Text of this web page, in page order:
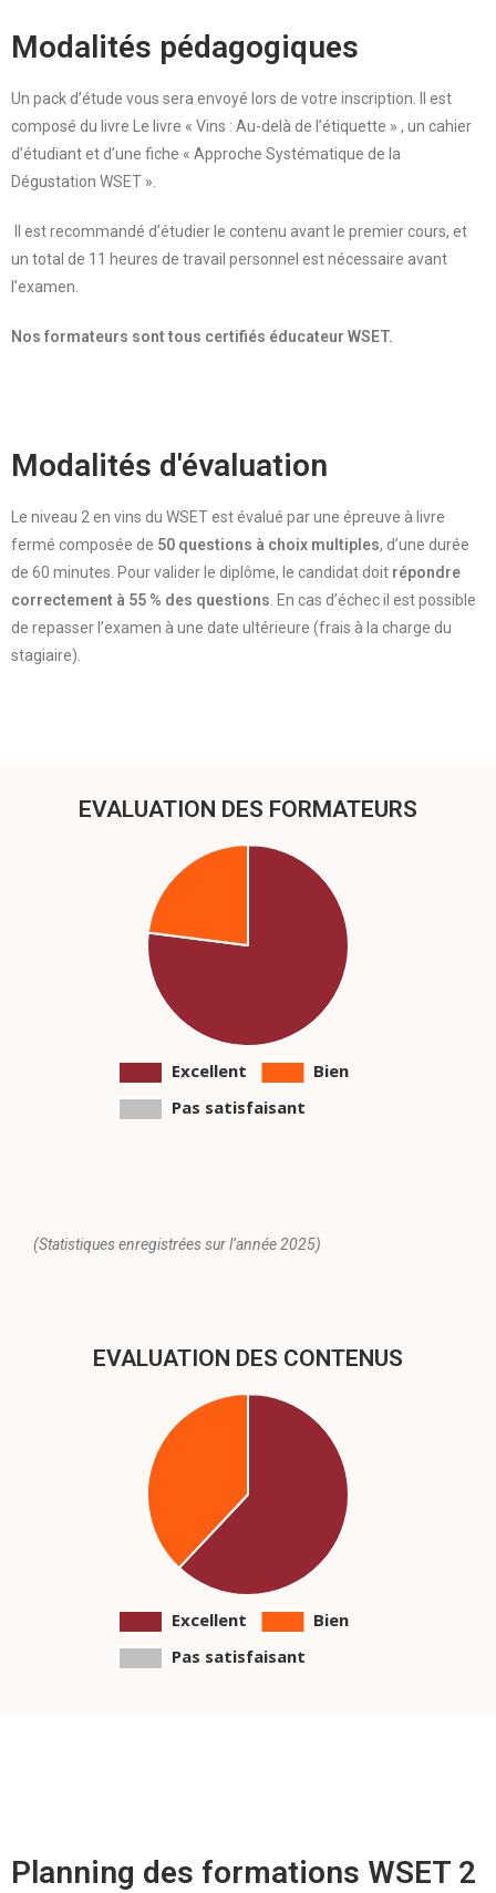
Modalités pédagogiques
Un pack d’étude vous sera envoyé lors de votre inscription. Il est
composé du livre Le livre « Vins : Au-delà de l’étiquette » , un cahier
d’étudiant et d’une fiche « Approche Systématique de la
Dégustation WSET ».
Il est recommandé d’étudier le contenu avant le premier cours, et
un total de 11 heures de travail personnel est nécessaire avant
l’examen.
Nos formateurs sont tous certifiés éducateur WSET.
Modalités d'évaluation
Le niveau 2 en vins du WSET est évalué par une épreuve à livre
fermé composée de 50 questions à choix multiples, d’une durée
de 60 minutes. Pour valider le diplôme, le candidat doit répondre
correctement à 55 % des questions. En cas d’échec il est possible
de repasser l’examen à une date ultérieure (frais à la charge du
stagiaire).
EVALUATION DES FORMATEURS
(Statistiques enregistrées sur l’année 2025)
EVALUATION DES CONTENUS
Planning des formations WSET 2